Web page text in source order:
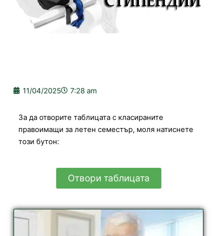
11/04/2025 7:28 am
За да отворите таблицата с класираните
правоимащи за летен семестър, моля натиснете
този бутон:
Отвори таблицата